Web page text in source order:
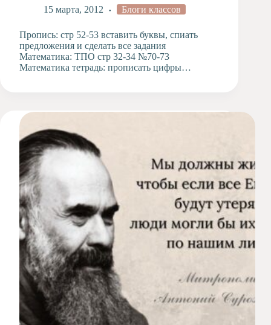
Художественная
Музыкальное
отделение
Психологическая
15 марта, 2012
Блоги классов
Пропись: стр 52-53 вставить буквы, спиать
предложения и сделать все задания
Математика: ТПО стр 32-34 №70-73
Математика тетрадь: прописать цифры…